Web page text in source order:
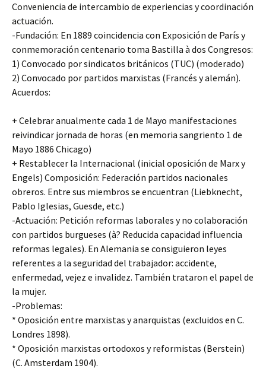
Conveniencia de intercambio de experiencias y coordinación
actuación.
-Fundación: En 1889 coincidencia con Exposición de París y
conmemoración centenario toma Bastilla à dos Congresos:
1) Convocado por sindicatos británicos (TUC) (moderado)
2) Convocado por partidos marxistas (Francés y alemán).
Acuerdos:
+ Celebrar anualmente cada 1 de Mayo manifestaciones
reivindicar jornada de horas (en memoria sangriento 1 de
Mayo 1886 Chicago)
+ Restablecer la Internacional (inicial oposición de Marx y
Engels) Composición: Federación partidos nacionales
obreros. Entre sus miembros se encuentran (Liebknecht,
Pablo Iglesias, Guesde, etc.)
-Actuación: Petición reformas laborales y no colaboración
con partidos burgueses (à? Reducida capacidad influencia
reformas legales). En Alemania se consiguieron leyes
referentes a la seguridad del trabajador: accidente,
enfermedad, vejez e invalidez. También trataron el papel de
la mujer.
-Problemas:
* Oposición entre marxistas y anarquistas (excluidos en C.
Londres 1898).
* Oposición marxistas ortodoxos y reformistas (Berstein)
(C. Amsterdam 1904).